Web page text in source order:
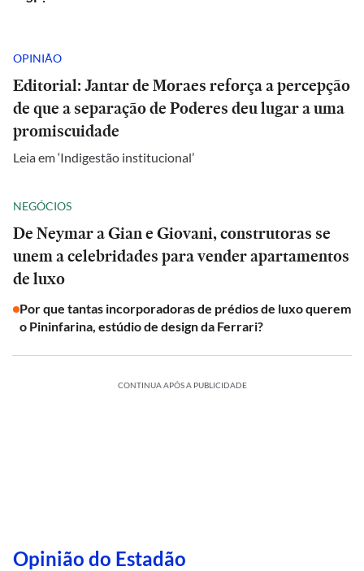
OPINIÃO
Editorial: Jantar de Moraes reforça a percepção
de que a separação de Poderes deu lugar a uma
promiscuidade
Leia em ‘Indigestão institucional’
NEGÓCIOS
De Neymar a Gian e Giovani, construtoras se
unem a celebridades para vender apartamentos
de luxo
Por que tantas incorporadoras de prédios de luxo querem
o Pininfarina, estúdio de design da Ferrari?
CONTINUA APÓS A PUBLICIDADE
Opinião do Estadão